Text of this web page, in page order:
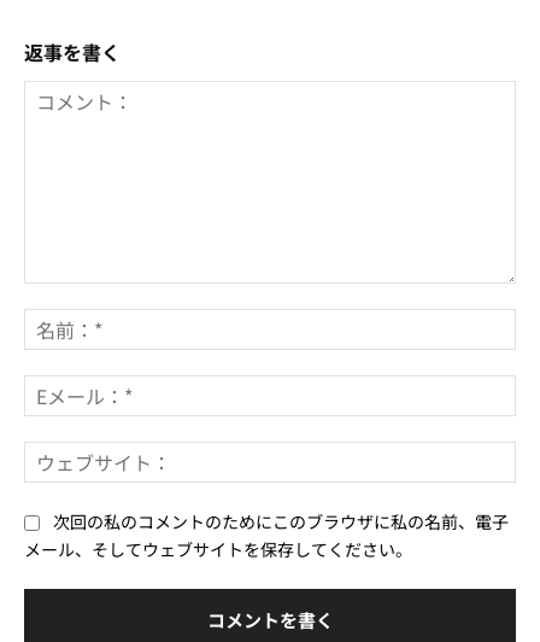
返事を書く
メ
ン
ト：
前
*
メ
ー
*ェ
次回の私のコメントのためにこのブラウザに私の名前、電子
メール、そしてウェブサイトを保存してください。